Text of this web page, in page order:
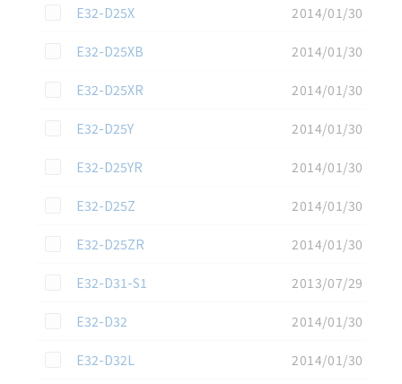
この資料を選択
E32-D25X
2014/01/30
この資料を選択
E32-D25XB
2014/01/30
この資料を選択
E32-D25XR
2014/01/30
この資料を選択
E32-D25Y
2014/01/30
この資料を選択
E32-D25YR
2014/01/30
この資料を選択
E32-D25Z
2014/01/30
この資料を選択
E32-D25ZR
2014/01/30
この資料を選択
E32-D31-S1
2013/07/29
この資料を選択
E32-D32
2014/01/30
この資料を選択
E32-D32L
2014/01/30